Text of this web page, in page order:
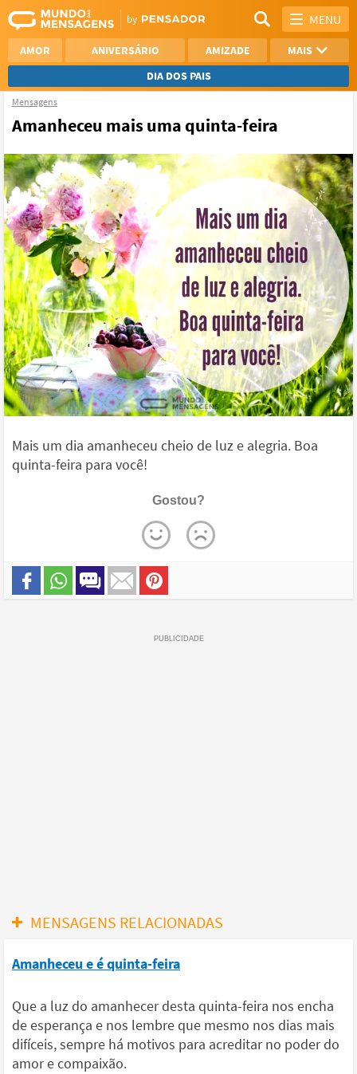
MENU
AMOR ANIVERSÁRIO AMIZADE
MAIS
DIA DOS PAIS
AGRADECIMENTO
NAMORO
VER TODAS
Mensagens
Amanheceu mais uma quinta-feira
Mais um dia amanheceu cheio de luz e alegria. Boa
quinta-feira para você!
Gostou?
MENSAGENS RELACIONADAS
Amanheceu e é quinta-feira
Que a luz do amanhecer desta quinta-feira nos encha
de esperança e nos lembre que mesmo nos dias mais
difíceis, sempre há motivos para acreditar no poder do
amor e compaixão.